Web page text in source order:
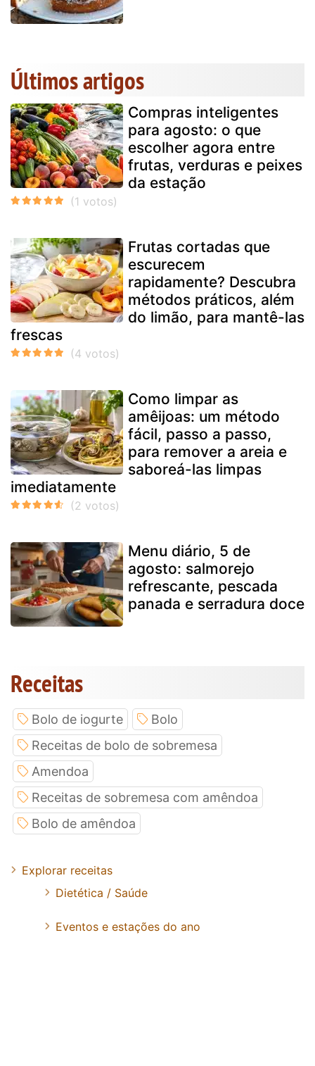
Últimos artigos
Compras inteligentes
para agosto: o que
escolher agora entre
frutas, verduras e peixes
da estação
Frutas cortadas que
escurecem
rapidamente? Descubra
métodos práticos, além
do limão, para mantê-las
frescas
Como limpar as
amêijoas: um método
fácil, passo a passo,
para remover a areia e
saboreá-las limpas
imediatamente
Menu diário, 5 de
agosto: salmorejo
refrescante, pescada
panada e serradura doce
Receitas
Bolo de iogurte
Bolo
Receitas de bolo de sobremesa
Amendoa
Receitas de sobremesa com amêndoa
Bolo de amêndoa
Explorar receitas
Dietética / Saúde
Eventos e estações do ano